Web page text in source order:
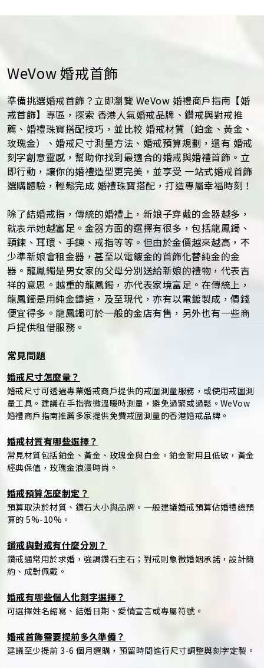
WeVow 婚戒首飾
準備挑選婚戒首飾？立即瀏覽 WeVow 婚禮商戶指南【婚
戒首飾】專區，探索 香港人氣婚戒品牌、鑽戒與對戒推
薦、婚禮珠寶搭配技巧，並比較 婚戒材質（鉑金、黃金、
玫瑰金）、婚戒尺寸測量方法、婚戒預算規劃，還有 婚戒
刻字創意靈感，幫助你找到最適合的婚戒與婚禮首飾。立
即行動，讓你的婚禮造型更完美，並享受 一站式婚戒首飾
選購體驗，輕鬆完成 婚禮珠寶搭配，打造專屬幸福時刻！
除了結婚戒指，傳統的婚禮上，新娘子穿戴的金器越多，
就表示她越富足。金器方面的選擇有很多，包括龍鳳鐲、
頸鍊、耳環、手鍊、戒指等等。但由於金價越來越高，不
少準新娘會租金器，甚至以電鍍金的首飾化替純金的金
器。龍鳳鐲是男女家的父母分別送給新娘的禮物，代表吉
祥的意思。越重的龍鳳鐲，亦代表家境富足。在傳統上，
龍鳳鐲是用純金鑄造，及至現代，亦有以電鍍製成，價錢
便宜得多。龍鳳鐲可於一般的金店有售，另外也有一些商
戶提供租借服務。
常見問題
婚戒尺寸怎麼量？
婚戒尺寸可透過專業婚戒商戶提供的戒圍測量服務，或使用戒圍測
量工具。建議在手指微微溫暖時測量，避免過緊或過鬆。WeVow
婚禮商戶指南推薦多家提供免費戒圍測量的香港婚戒品牌。
婚戒材質有哪些選擇？
常見材質包括鉑金、黃金、玫瑰金與白金。鉑金耐用且低敏，黃金
經典保值，玫瑰金浪漫時尚。
婚戒預算怎麼制定？
預算取決於材質、鑽石大小與品牌。一般建議婚戒預算佔婚禮總預
算的 5%-10%。
鑽戒與對戒有什麼分別？
鑽戒通常用於求婚，強調鑽石主石；對戒則象徵婚姻承諾，設計簡
約、成對佩戴。
婚戒有哪些個人化刻字選擇？
可選擇姓名縮寫、結婚日期、愛情宣言或專屬符號。
婚戒首飾需要提前多久準備？
建議至少提前 3-6 個月選購，預留時間進行尺寸調整與刻字定製。